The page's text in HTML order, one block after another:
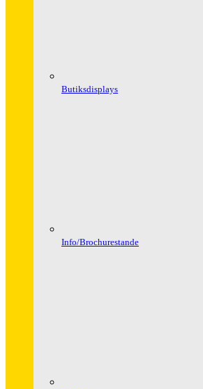
Butiksdisplays
Info/Brochurestande